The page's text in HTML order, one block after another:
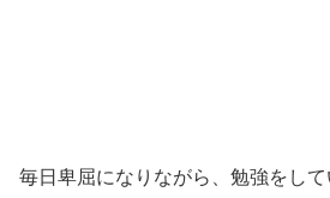
毎日卑屈になりながら、勉強をし